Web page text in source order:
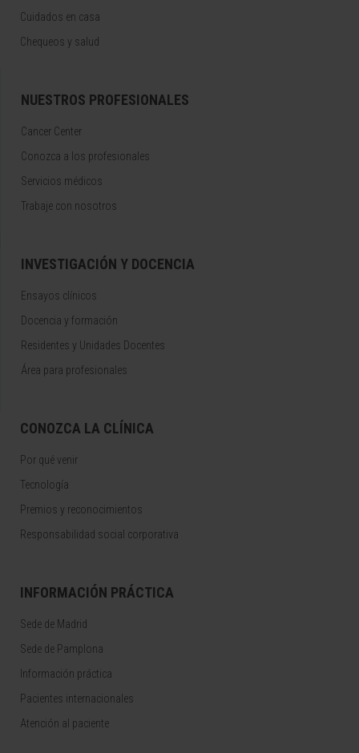
Cuidados en casa
Chequeos y salud
NUESTROS PROFESIONALES
Cancer Center
Conozca a los profesionales
Servicios médicos
Trabaje con nosotros
INVESTIGACIÓN Y DOCENCIA
Ensayos clínicos
Docencia y formación
Residentes y Unidades Docentes
Área para profesionales
CONOZCA LA CLÍNICA
Por qué venir
Tecnología
Premios y reconocimientos
Responsabilidad social corporativa
INFORMACIÓN PRÁCTICA
Sede de Madrid
Sede de Pamplona
Información práctica
Pacientes internacionales
Atención al paciente